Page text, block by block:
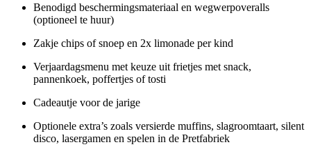
Benodigd beschermingsmateriaal en wegwerpoveralls
(optioneel te huur)
Zakje chips of snoep en 2x limonade per kind
Verjaardagsmenu met keuze uit frietjes met snack,
pannenkoek, poffertjes of tosti
Cadeautje voor de jarige
Optionele extra’s zoals versierde muffins, slagroomtaart, silent
disco, lasergamen en spelen in de Pretfabriek